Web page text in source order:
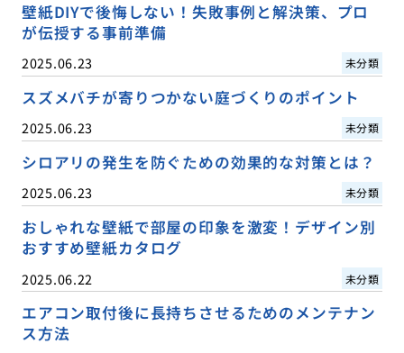
壁紙DIYで後悔しない！失敗事例と解決策、プロ
が伝授する事前準備
2025.06.23 未分類
スズメバチが寄りつかない庭づくりのポイント
2025.06.23 未分類
シロアリの発生を防ぐための効果的な対策とは？
2025.06.23 未分類
おしゃれな壁紙で部屋の印象を激変！デザイン別
おすすめ壁紙カタログ
2025.06.22 未分類
エアコン取付後に長持ちさせるためのメンテナン
ス方法